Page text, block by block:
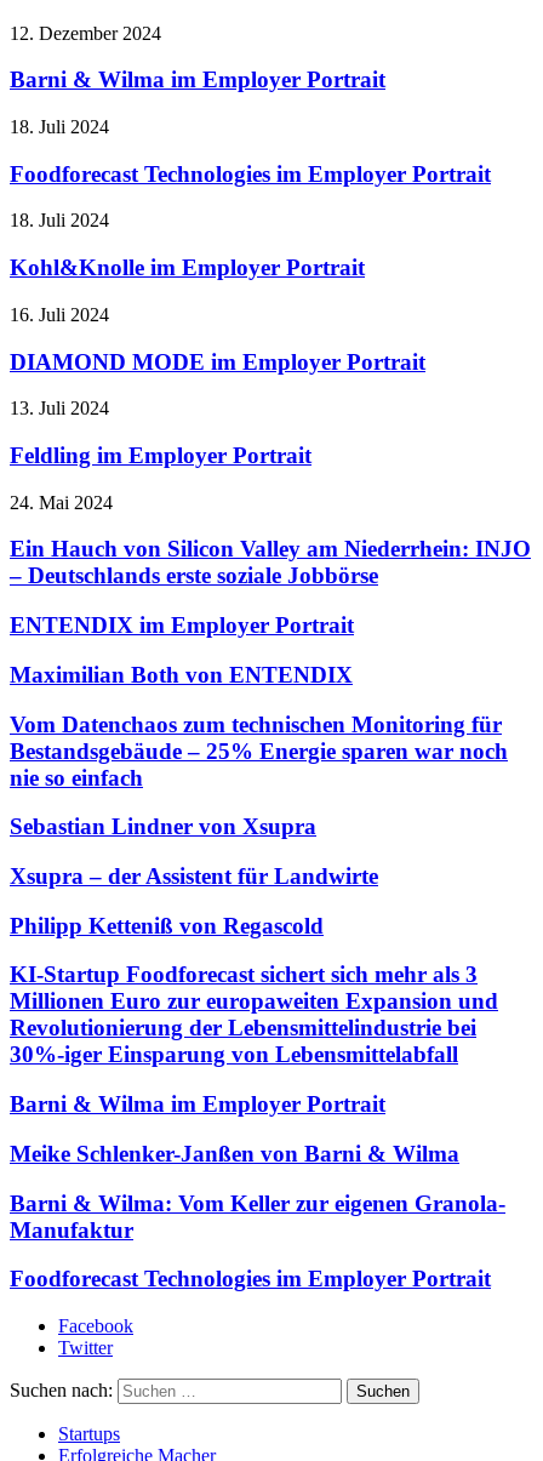
12. Dezember 2024
Barni & Wilma im Employer Portrait
18. Juli 2024
Foodforecast Technologies im Employer Portrait
18. Juli 2024
Kohl&Knolle im Employer Portrait
16. Juli 2024
DIAMOND MODE im Employer Portrait
13. Juli 2024
Feldling im Employer Portrait
24. Mai 2024
Ein Hauch von Silicon Valley am Niederrhein: INJO
– Deutschlands erste soziale Jobbörse
ENTENDIX im Employer Portrait
Maximilian Both von ENTENDIX
Vom Datenchaos zum technischen Monitoring für
Bestandsgebäude – 25% Energie sparen war noch
nie so einfach
Sebastian Lindner von Xsupra
Xsupra – der Assistent für Landwirte
Philipp Ketteniß von Regascold
KI-Startup Foodforecast sichert sich mehr als 3
Millionen Euro zur europaweiten Expansion und
Revolutionierung der Lebensmittelindustrie bei
30%-iger Einsparung von Lebensmittelabfall
Barni & Wilma im Employer Portrait
Meike Schlenker-Janßen von Barni & Wilma
Barni & Wilma: Vom Keller zur eigenen Granola-
Manufaktur
Foodforecast Technologies im Employer Portrait
Facebook
Twitter
Suchen nach:
Startups
Erfolgreiche Macher